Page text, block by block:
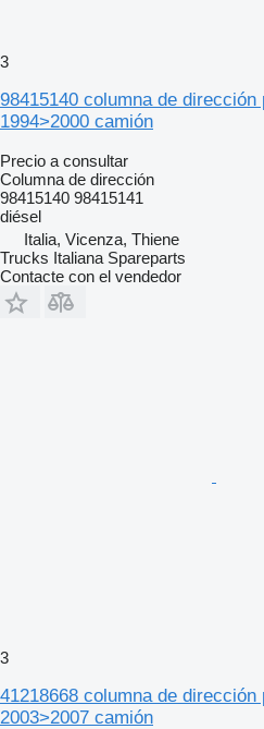
3
98415140 columna de
1994>2000 camión
Precio a consultar
Columna de dirección
98415140 98415141
diésel
Italia, Vicenza, Thiene
Trucks Italiana Spareparts
Contacte con el vendedor
3
41218668 columna de
2003>2007 camión